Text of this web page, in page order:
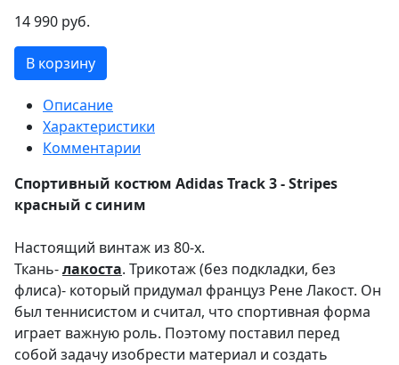
14 990 руб.
В корзину
Описание
Характеристики
Комментарии
Спортивный костюм Adidas Track 3 - Stripes
красный с синим
Настоящий винтаж из 80-х.
Ткань-лакоста. Трикотаж (без подкладки, без
флиса)- который придумал француз Рене Лакост. Он
был теннисистом и считал, что спортивная форма
играет важную роль. Поэтому поставил перед
собой задачу изобрести материал и создать